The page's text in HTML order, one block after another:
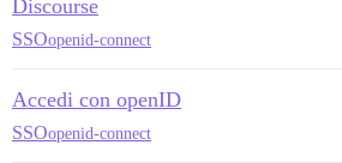
Discourse
SSOopenid-connect
Accedi con openID
SSOopenid-connect